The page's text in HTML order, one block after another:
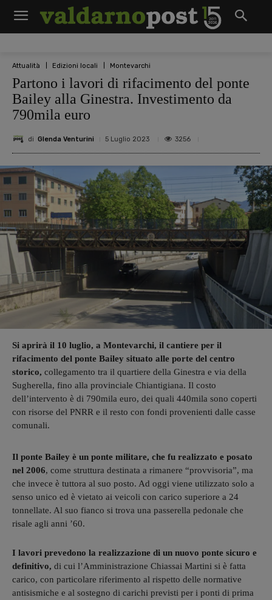
Attualità Edizioni locali Montevarchi
Partono i lavori di rifacimento del ponte
Bailey alla Ginestra. Investimento da
790mila euro
di Glenda Venturini 5 Luglio 2023 3256
Si aprirà il 10 luglio, a Montevarchi, il cantiere per il
rifacimento del ponte Bailey situato alle porte del centro
storico, collegamento tra il quartiere della Ginestra e via della
Sugherella, fino alla provinciale Chiantigiana. Il costo
dell’intervento è di 790mila euro, dei quali 440mila sono coperti
con risorse del PNRR e il resto con fondi provenienti dalle casse
comunali.
Il ponte Bailey è un ponte militare, che fu realizzato e posato
nel 2006, come struttura destinata a rimanere “provvisoria”, ma
che invece è tuttora al suo posto. Ad oggi viene utilizzato solo a
senso unico ed è vietato ai veicoli con carico superiore a 24
tonnellate. Al suo fianco si trova una passerella pedonale che
risale agli anni ’60.
I lavori prevedono la realizzazione di un nuovo ponte sicuro e
definitivo, di cui l’Amministrazione Chiassai Martini si è fatta
carico, con particolare riferimento al rispetto delle normative
antisismiche e al sostegno di carichi previsti per i ponti di prima